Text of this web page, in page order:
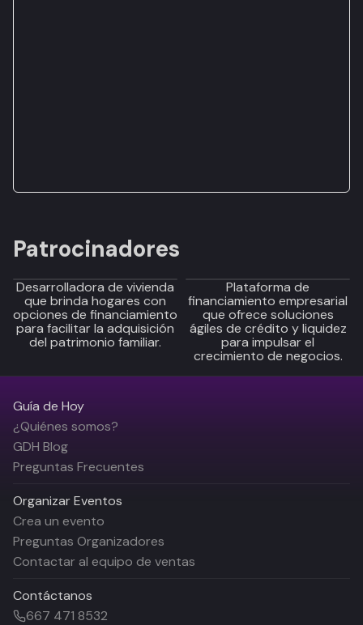
Patrocinadores
Desarrolladora de vivienda
que brinda hogares con
opciones de financiamiento
para facilitar la adquisición
del patrimonio familiar.
Plataforma de
financiamiento empresarial
que ofrece soluciones
ágiles de crédito y liquidez
para impulsar el
crecimiento de negocios.
Guía de Hoy
¿Quiénes somos?
GDH Blog
Preguntas Frecuentes
Organizar Eventos
Crea un evento
Preguntas Organizadores
Contactar al equipo de ventas
Contáctanos
667 471 8532